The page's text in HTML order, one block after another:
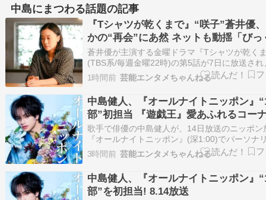
中島にまつわる話題の記事
『Tシャツが乾くまで』“咲子”蒼井優
かの“再会”にあ然 ネットも動揺「びっ
した!!」「今さら?!」(ネタバレあり)
蒼井優が主演する金曜ドラマ『Tシャツが乾く
(TBS系/毎週金曜22時)の第5話が7日に放送され
トで衝撃的な展開を迎えると、ネット上には「
ぁ!!びっくりした!!」「声出た!!」「えっ?今さ
どの反響が巻き起こった。 続きを読む ≫ Tシ
くまで 蒼井…
1時間前 芸能エンタメちゃんねる
中島健人、『オールナイトニッポン』
部”初担当 『遊戯王』愛あふれるコー
『人生アイズ相談ドラゴン』も実施
歌手で俳優の中島健人が、14日放送のニッポン
『オールナイトニッポン』(深1:00)でパーソナ
を担当することが決定した。3rdシングル「鬼
事/Fiction Love」が19日にリリースされること
して、中島が通称“1部”のパーソナリティを初
する。 続きを読…
3時間前 芸能エンタメちゃんねる
中島健人、『オールナイトニッポン』
部”を初担当! 8.14放送